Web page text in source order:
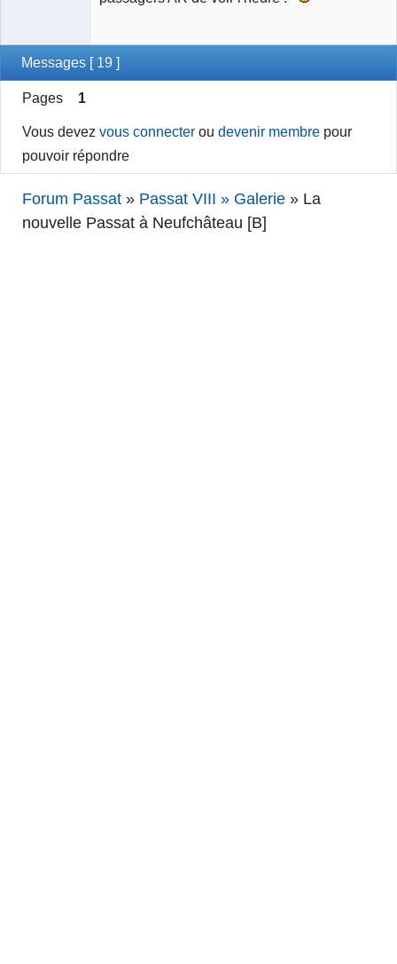
Messages [ 19 ]
Pages 1
Vous devezvous connecter oudevenir membre pour
pouvoir répondre
Forum Passat » Passat VIII » Galerie » La
nouvelle Passat à Neufchâteau [B]